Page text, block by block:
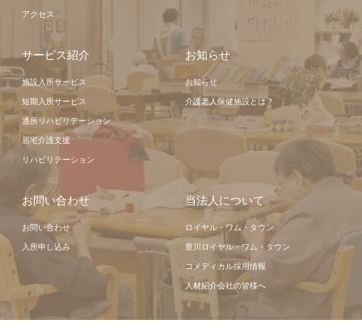
アクセス
サービス紹介
施設入所サービス
短期入所サービス
通所リハビリテーション
居宅介護支援
リハビリテーション
お知らせ
お知らせ
介護老人保健施設とは？
お問い合わせ
お問い合わせ
入所申し込み
当法人について
ロイヤル・ワム・タウン
豊川ロイヤル・ワム・タウン
コメディカル採用情報
人材紹介会社の皆様へ